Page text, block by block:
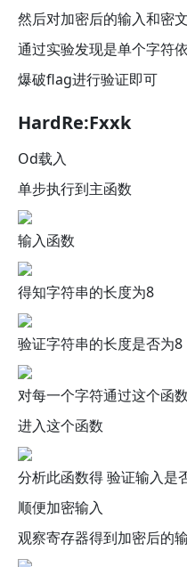
然后对加密后的输入和密
通过实验发现是单个字符
爆破flag进行验证即可
HardRe:Fxxk
Od载入
单步执行到主函数
输入函数
得知字符串的长度为8
验证字符串的长度是否为8
对每一个字符通过这个函
进入这个函数
分析此函数得 验证输入是
顺便加密输入
观察寄存器得到加密后的